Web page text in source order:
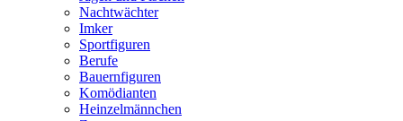
Nachtwächter
Imker
Sportfiguren
Berufe
Bauernfiguren
Komödianten
Heinzelmännchen